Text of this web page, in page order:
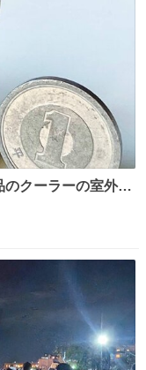
のクーラーの室外機